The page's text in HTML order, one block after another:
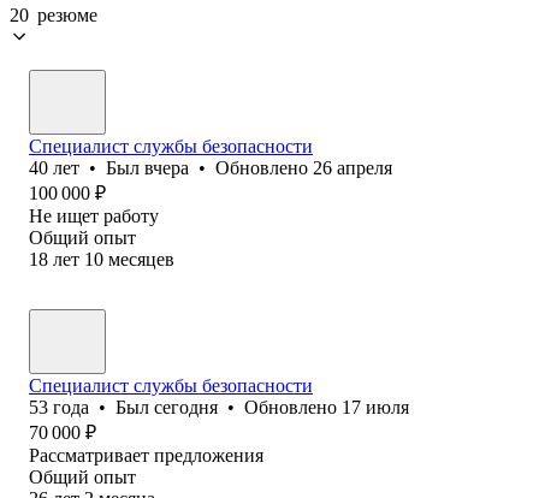
20 резюме
Специалист службы безопасности
40 лет • Был вчера • Обновлено 26 апреля
100 000 ₽
Не ищет работу
Общий опыт
18 лет 10 месяцев
Специалист службы безопасности
53 года • Был сегодня • Обновлено 17 июля
70 000 ₽
Рассматривает предложения
Общий опыт